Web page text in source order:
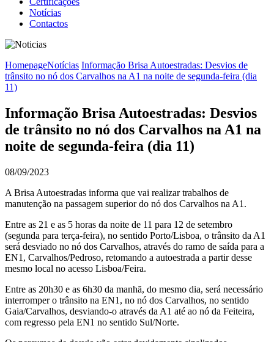
Notícias
Contactos
HomepageNotícias Informação Brisa Autoestradas: Desvios de
trânsito no nó dos Carvalhos na A1 na noite de segunda-feira (dia
11)
Informação Brisa Autoestradas: Desvios
de trânsito no nó dos Carvalhos na A1 na
noite de segunda-feira (dia 11)
08/09/2023
A Brisa Autoestradas informa que vai realizar trabalhos de
manutenção na passagem superior do nó dos Carvalhos na A1.
Entre as 21 e as 5 horas da noite de 11 para 12 de setembro
(segunda para terça-feira), no sentido Porto/Lisboa, o trânsito da A1
será desviado no nó dos Carvalhos, através do ramo de saída para a
EN1, Carvalhos/Pedroso, retomando a autoestrada a partir desse
mesmo local no acesso Lisboa/Feira.
Entre as 20h30 e as 6h30 da manhã, do mesmo dia, será necessário
interromper o trânsito na EN1, no nó dos Carvalhos, no sentido
Gaia/Carvalhos, desviando-o através da A1 até ao nó da Feiteira,
com regresso pela EN1 no sentido Sul/Norte.